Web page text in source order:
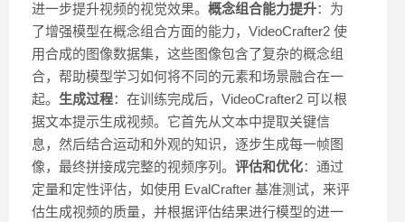
进一步提升视频的视觉效果。 概念组合能力提升：为
了增强模型在概念组合方面的能力，VideoCrafter2 使
用合成的图像数据集，这些图像包含了复杂的概念组
合，帮助模型学习如何将不同的元素和场景融合在一
起。 生成过程：在训练完成后，VideoCrafter2 可以根
据文本提示生成视频。它首先从文本中提取关键信
息，然后结合运动和外观的知识，逐步生成每一帧图
像，最终拼接成完整的视频序列。 评估和优化：通过
定量和定性评估，如使用 EvalCrafter 基准测试，来评
估生成视频的质量，并根据评估结果进行模型的进一